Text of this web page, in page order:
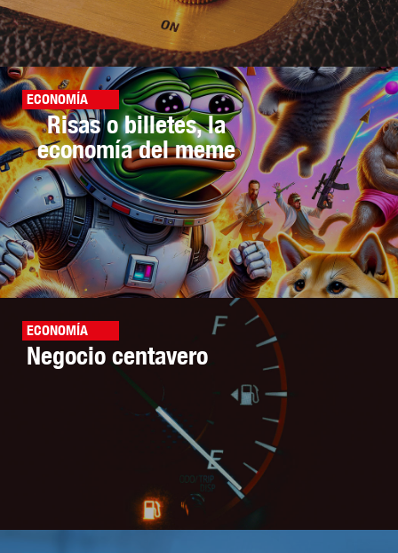
ECONOMÍA
Risas o billetes, la
economía del meme
ECONOMÍA
Negocio centavero